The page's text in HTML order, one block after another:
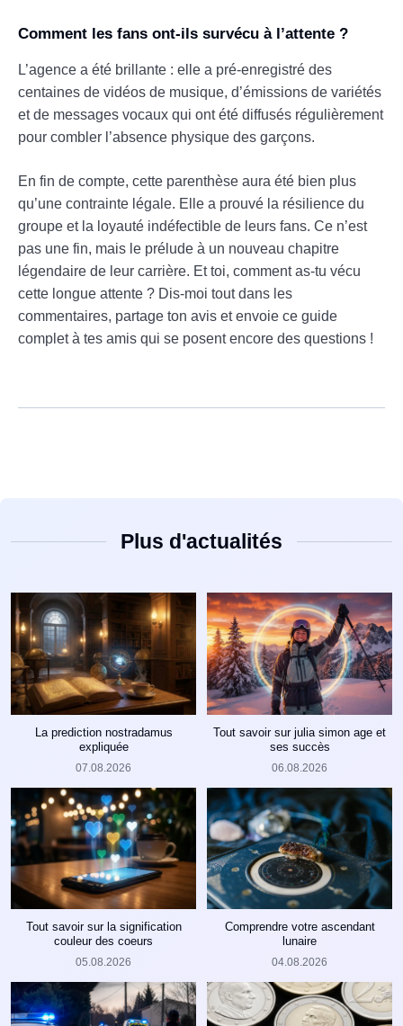
Comment les fans ont-ils survécu à l’attente ?
L’agence a été brillante : elle a pré-enregistré des
centaines de vidéos de musique, d’émissions de variétés
et de messages vocaux qui ont été diffusés régulièrement
pour combler l’absence physique des garçons.
En fin de compte, cette parenthèse aura été bien plus
qu’une contrainte légale. Elle a prouvé la résilience du
groupe et la loyauté indéfectible de leurs fans. Ce n’est
pas une fin, mais le prélude à un nouveau chapitre
légendaire de leur carrière. Et toi, comment as-tu vécu
cette longue attente ? Dis-moi tout dans les
commentaires, partage ton avis et envoie ce guide
complet à tes amis qui se posent encore des questions !
Plus d'actualités
La prediction nostradamus
expliquée
07.08.2026
Tout savoir sur julia simon age et
ses succès
06.08.2026
Tout savoir sur la signification
couleur des coeurs
05.08.2026
Comprendre votre ascendant
lunaire
04.08.2026